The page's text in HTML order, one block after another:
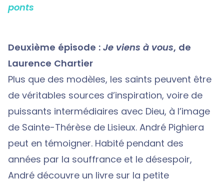
ponts
Deuxième épisode : Je viens à vous, de
Laurence Chartier
Plus que des modèles, les saints peuvent être
de véritables sources d’inspiration, voire de
puissants intermédiaires avec Dieu, à l’image
de Sainte-Thérèse de Lisieux. André Pighiera
peut en témoigner. Habité pendant des
années par la souffrance et le désespoir,
André découvre un livre sur la petite